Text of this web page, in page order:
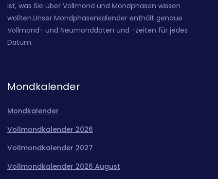
ist, was Sie über Vollmond und Mondphasen wissen
wollten.Unser Mondphasenkalender enthält genaue
Vollmond- und Neumonddaten und -zeiten für jedes
Datum.
Mondkalender
Mondkalender
Vollmondkalender 2026
Vollmondkalender 2027
Vollmondkalender 2026 August